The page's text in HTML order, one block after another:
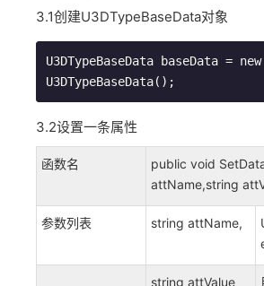
3.1创建U3DTypeBaseData对象
U3DTypeBaseData baseData = new
U3DTypeBaseData();
3.2设置一条属性
函数名
public void
attName,string
参数列表 string attName,
string attValue